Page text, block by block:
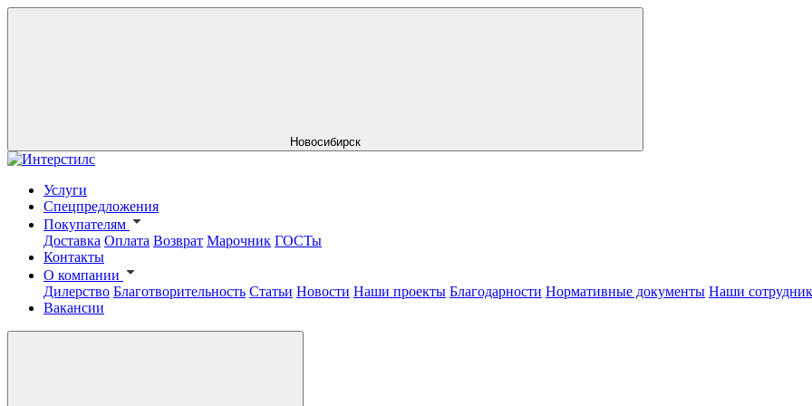
Новосибирск
Услуги
Спецпредложения
Покупателям
Доставка Оплата Возврат Марочник ГОСТы
Контакты
О компании
Дилерство Благотворительность Статьи Новости Наши проекты Благодарности Нормативные документы Наши
Вакансии